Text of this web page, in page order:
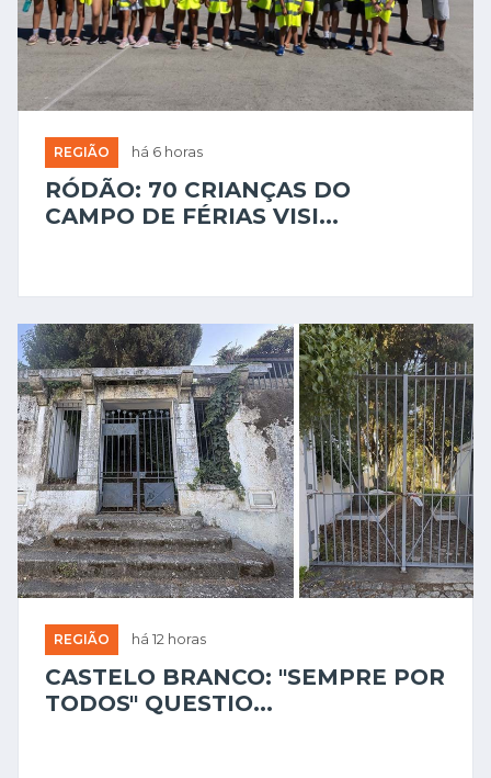
REGIÃO há 6 horas
RÓDÃO: 70 CRIANÇAS DO
CAMPO DE FÉRIAS VISI...
REGIÃO há 12 horas
CASTELO BRANCO: "SEMPRE POR
TODOS" QUESTIO...